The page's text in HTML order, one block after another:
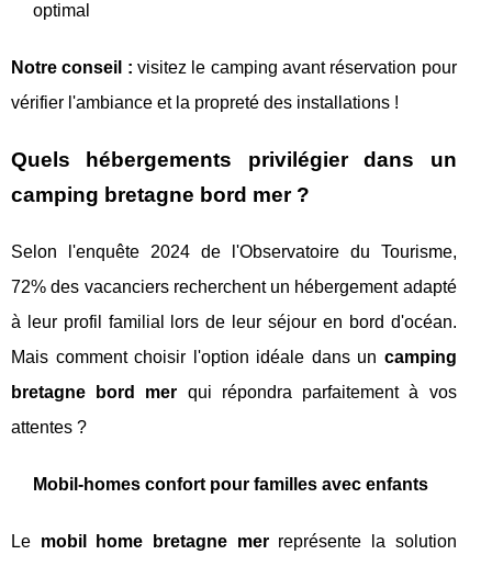
optimal
Notre conseil : visitez le camping avant réservation pour
vérifier l'ambiance et la propreté des installations !
Quels hébergements privilégier dans un
camping bretagne bord mer ?
Selon l'enquête 2024 de l'Observatoire du Tourisme,
72% des vacanciers recherchent un hébergement adapté
à leur profil familial lors de leur séjour en bord d'océan.
Mais comment choisir l'option idéale dans un camping
bretagne bord mer qui répondra parfaitement à vos
attentes ?
Mobil-homes confort pour familles avec enfants
Le mobil home bretagne merreprésente la solution